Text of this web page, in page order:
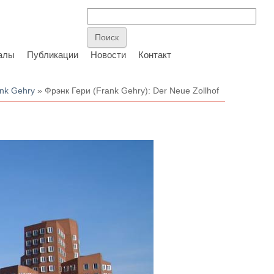
Публикации Новости Контакт
Gehry » Фрэнк Гери (Frank Gehry): Der Neue Zollhof